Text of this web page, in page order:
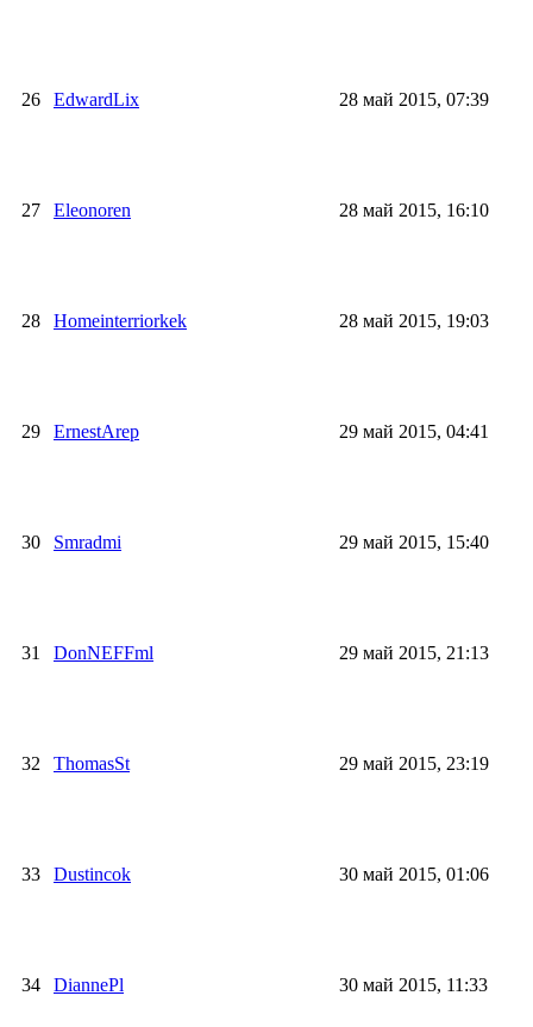
26 EdwardLix 28 май 2015, 07:39
27 Eleonoren 28 май 2015, 16:10
28 Homeinterriorkek 28 май 2015, 19:03
29 ErnestArep 29 май 2015, 04:41
30 Smradmi 29 май 2015, 15:40
31 DonNEFFml 29 май 2015, 21:13
32 ThomasSt 29 май 2015, 23:19
33 Dustincok 30 май 2015, 01:06
34 DiannePl 30 май 2015, 11:33